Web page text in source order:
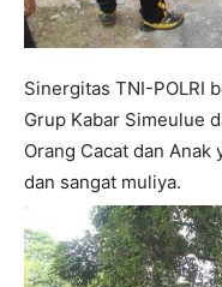
Sinergitas TNI-POLRI
Grup Kabar Simeulue
Orang Cacat dan
dan sangat muliya.